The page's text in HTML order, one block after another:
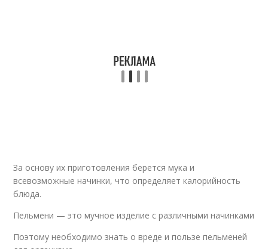
Пельмени при
За основу их приготовления берется мука и
всевозможные начинки, что определяет калорийность
блюда.
Пельмени — это мучное изделие с различными начинками
Поэтому необходимо знать о вреде и пользе пельменей